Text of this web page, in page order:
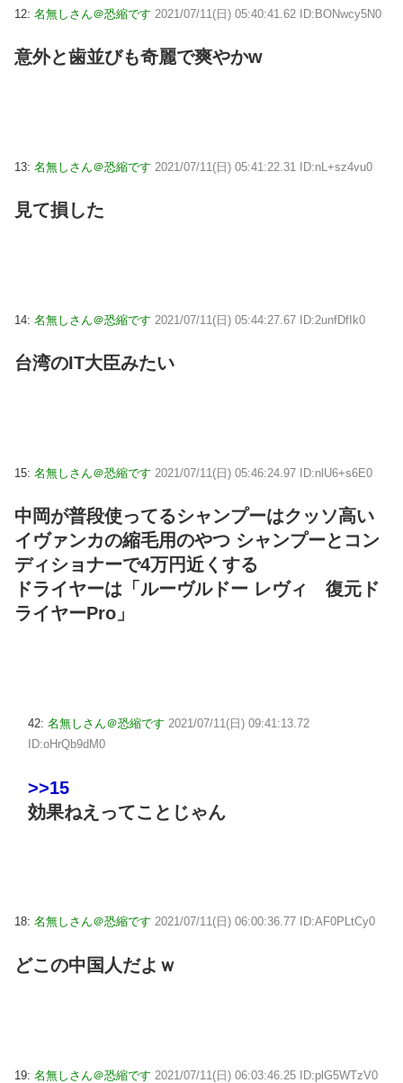
12: 名無しさん＠恐縮です 2021/07/11(日) 05:40:41.62 ID:BONwcy5N0
意外と歯並びも奇麗で爽やかw
13: 名無しさん＠恐縮です 2021/07/11(日) 05:41:22.31 ID:nL+sz4vu0
見て損した
14: 名無しさん＠恐縮です 2021/07/11(日) 05:44:27.67 ID:2unfDfIk0
台湾のIT大臣みたい
15: 名無しさん＠恐縮です 2021/07/11(日) 05:46:24.97 ID:nlU6+s6E0
中岡が普段使ってるシャンプーはクッソ高い
イヴァンカの縮毛用のやつ シャンプーとコン
ディショナーで4万円近くする
ドライヤーは「ルーヴルドー レヴィ 復元ド
ライヤーPro」
42: 名無しさん＠恐縮です 2021/07/11(日) 09:41:13.72
ID:oHrQb9dM0
>>15
効果ねえってことじゃん
18: 名無しさん＠恐縮です 2021/07/11(日) 06:00:36.77 ID:AF0PLtCy0
どこの中国人だよｗ
19: 名無しさん＠恐縮です 2021/07/11(日) 06:03:46.25 ID:plG5WTzV0